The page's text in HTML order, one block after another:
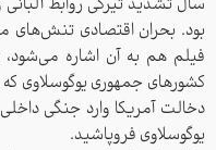
سال تشدید تیرگی روابط
بود. بحران اقتصادی تنش‌های
فیلم هم به آن اشاره
کشورهای جمهوری یوگوسلاوی که
دخالت آمریکا وارد جنگی
یوگوسلاوی فروپاشید.